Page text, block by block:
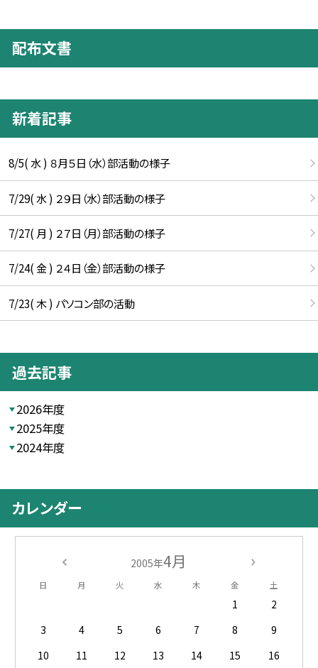
配布文書
新着記事
8/5( 水 ) ８月５日（水）部活動の様子
7/29( 水 ) ２９日（水）部活動の様子
7/27( 月 ) ２７日（月）部活動の様子
7/24( 金 ) ２４日（金）部活動の様子
7/23( 木 ) パソコン部の活動
過去記事
2026年度
2025年度
2024年度
カレンダー
2005年4月
日 月 火 水 木 金 土
1
2
3
4 5 6 7 8
9
10
11 12 13 14 15
16